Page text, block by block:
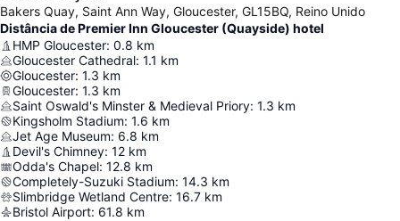
Bakers Quay, Saint Ann Way, Gloucester, GL15BQ, Reino Unido
Distância de Premier Inn Gloucester (Quayside) hotel
HMP Gloucester: 0.8 km
Gloucester Cathedral: 1.1 km
Gloucester: 1.3 km
Gloucester: 1.3 km
Saint Oswald's Minster & Medieval Priory: 1.3 km
Kingsholm Stadium: 1.6 km
Jet Age Museum: 6.8 km
Devil's Chimney: 12 km
Odda's Chapel: 12.8 km
Completely-Suzuki Stadium: 14.3 km
Slimbridge Wetland Centre: 16.7 km
Bristol Airport: 61.8 km